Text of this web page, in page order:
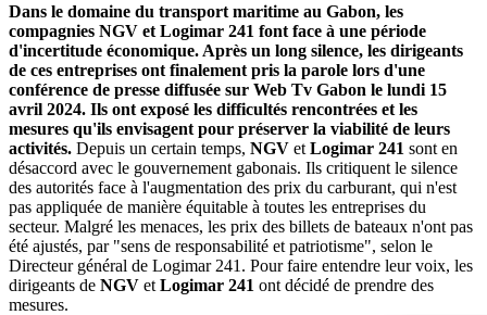
Dans le domaine du transport maritime au Gabon, les
compagnies NGV et Logimar 241 font face à une période
d'incertitude économique. Après un long silence, les dirigeants
de ces entreprises ont finalement pris la parole lors d'une
conférence de presse diffusée sur Web Tv Gabon le lundi 15
avril 2024. Ils ont exposé les difficultés rencontrées et les
mesures qu'ils envisagent pour préserver la viabilité de leurs
activités. Depuis un certain temps, NGV et Logimar 241 sont en
désaccord avec le gouvernement gabonais. Ils critiquent le silence
des autorités face à l'augmentation des prix du carburant, qui n'est
pas appliquée de manière équitable à toutes les entreprises du
secteur. Malgré les menaces, les prix des billets de bateaux n'ont pas
été ajustés, par "sens de responsabilité et patriotisme", selon le
Directeur général de Logimar 241. Pour faire entendre leur voix, les
dirigeants de NGV et Logimar 241 ont décidé de prendre des
mesures.